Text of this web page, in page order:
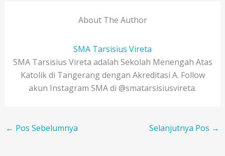
About The Author
SMA Tarsisius Vireta
SMA Tarsisius Vireta adalah Sekolah Menengah Atas
Katolik di Tangerang dengan Akreditasi A. Follow
akun Instagram SMA di @smatarsisiusvireta.
← Pos Sebelumnya Selanjutnya Pos →